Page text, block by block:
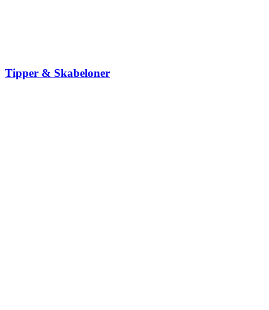
Tipper & Skabeloner